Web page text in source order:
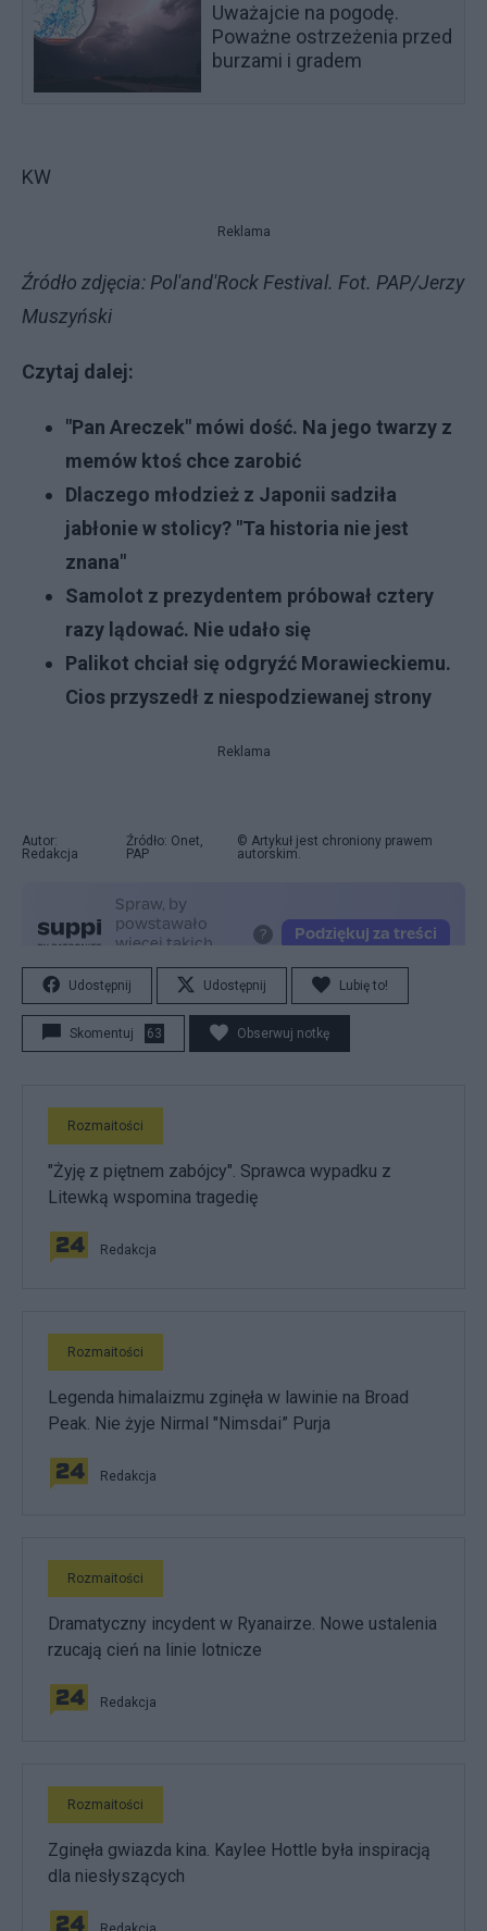
Uważajcie na pogodę.
Poważne ostrzeżenia przed
burzami i gradem
KW
Reklama
Źródło zdjęcia: Pol'and'Rock Festival. Fot. PAP/Jerzy
Muszyński
Czytaj dalej:
"Pan Areczek" mówi dość. Na jego twarzy z
memów ktoś chce zarobić
Dlaczego młodzież z Japonii sadziła
jabłonie w stolicy? "Ta historia nie jest
znana"
Samolot z prezydentem próbował cztery
razy lądować. Nie udało się
Palikot chciał się odgryźć Morawieckiemu.
Cios przyszedł z niespodziewanej strony
Reklama
Autor:
Redakcja
Źródło: Onet,
PAP
© Artykuł jest chroniony prawem
autorskim.
Udostępnij Udostępnij Lubię to!
Skomentuj 63 Obserwuj notkę
Rozmaitości
"Żyję z piętnem zabójcy". Sprawca wypadku z
Litewką wspomina tragedię
Redakcja
Rozmaitości
Legenda himalaizmu zginęła w lawinie na Broad
Peak. Nie żyje Nirmal "Nimsdai” Purja
Redakcja
Rozmaitości
Dramatyczny incydent w Ryanairze. Nowe ustalenia
rzucają cień na linie lotnicze
Redakcja
Rozmaitości
Zginęła gwiazda kina. Kaylee Hottle była inspiracją
dla niesłyszących